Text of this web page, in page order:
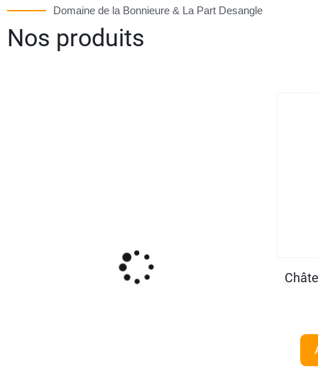
Domaine de la Bonnieure & La Part Desangle
Nos produits